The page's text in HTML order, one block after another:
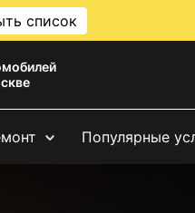
список
Популярные